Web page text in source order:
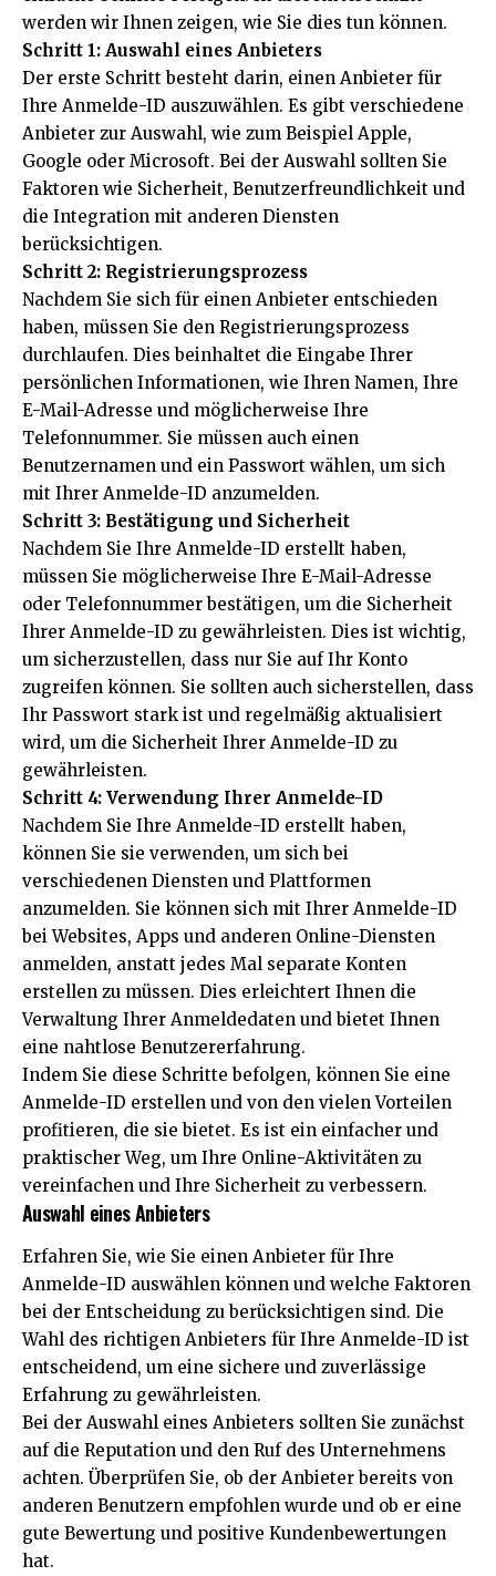
werden wir Ihnen zeigen, wie Sie dies tun können.
Schritt 1: Auswahl eines Anbieters
Der erste Schritt besteht darin, einen Anbieter für
Ihre Anmelde-ID auszuwählen. Es gibt verschiedene
Anbieter zur Auswahl, wie zum Beispiel Apple,
Google oder Microsoft. Bei der Auswahl sollten Sie
Faktoren wie Sicherheit, Benutzerfreundlichkeit und
die Integration mit anderen Diensten
berücksichtigen.
Schritt 2: Registrierungsprozess
Nachdem Sie sich für einen Anbieter entschieden
haben, müssen Sie den Registrierungsprozess
durchlaufen. Dies beinhaltet die Eingabe Ihrer
persönlichen Informationen, wie Ihren Namen, Ihre
E-Mail-Adresse und möglicherweise Ihre
Telefonnummer. Sie müssen auch einen
Benutzernamen und ein Passwort wählen, um sich
mit Ihrer Anmelde-ID anzumelden.
Schritt 3: Bestätigung und Sicherheit
Nachdem Sie Ihre Anmelde-ID erstellt haben,
müssen Sie möglicherweise Ihre E-Mail-Adresse
oder Telefonnummer bestätigen, um die Sicherheit
Ihrer Anmelde-ID zu gewährleisten. Dies ist wichtig,
um sicherzustellen, dass nur Sie auf Ihr Konto
zugreifen können. Sie sollten auch sicherstellen, dass
Ihr Passwort stark ist und regelmäßig aktualisiert
wird, um die Sicherheit Ihrer Anmelde-ID zu
gewährleisten.
Schritt 4: Verwendung Ihrer Anmelde-ID
Nachdem Sie Ihre Anmelde-ID erstellt haben,
können Sie sie verwenden, um sich bei
verschiedenen Diensten und Plattformen
anzumelden. Sie können sich mit Ihrer Anmelde-ID
bei Websites, Apps und anderen Online-Diensten
anmelden, anstatt jedes Mal separate Konten
erstellen zu müssen. Dies erleichtert Ihnen die
Verwaltung Ihrer Anmeldedaten und bietet Ihnen
eine nahtlose Benutzererfahrung.
Indem Sie diese Schritte befolgen, können Sie eine
Anmelde-ID erstellen und von den vielen Vorteilen
profitieren, die sie bietet. Es ist ein einfacher und
praktischer Weg, um Ihre Online-Aktivitäten zu
vereinfachen und Ihre Sicherheit zu verbessern.
Auswahl eines Anbieters
Erfahren Sie, wie Sie einen Anbieter für Ihre
Anmelde-ID auswählen können und welche Faktoren
bei der Entscheidung zu berücksichtigen sind. Die
Wahl des richtigen Anbieters für Ihre Anmelde-ID ist
entscheidend, um eine sichere und zuverlässige
Erfahrung zu gewährleisten.
Bei der Auswahl eines Anbieters sollten Sie zunächst
auf die Reputation und den Ruf des Unternehmens
achten. Überprüfen Sie, ob der Anbieter bereits von
anderen Benutzern empfohlen wurde und ob er eine
gute Bewertung und positive Kundenbewertungen
hat.